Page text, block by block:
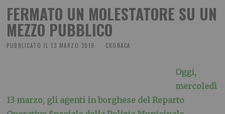
FERMATO UN MOLESTATORE SU UN
MEZZO PUBBLICO
PUBBLICATO IL 13 MARZO 2019 CRONACA
Oggi,
mercoledì
13 marzo, gli agenti in borghese del Reparto